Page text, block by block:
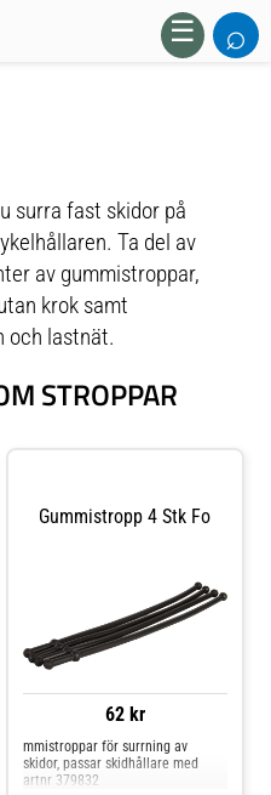
☰ ⌕
surra fast skidor på
Ta del av
av gummistroppar,
krok samt
och lastnät.
STROPPAR
Gummistropp 4 Stk Fo
62 kr
mmistroppar för surrning av
skidor, passar skidhållare med
artnr 379832